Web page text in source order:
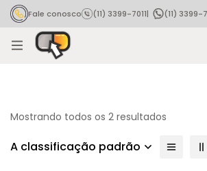
Fale conosco (11) 3399-7011|
(11) 3399-
Rastrear pedido
Mostrando todos os 2 resultados
A classificação padrão